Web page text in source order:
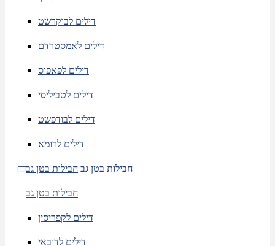
דילים לבוקרשט
דילים לאמסטרדם
דילים לפאפוס
דילים לטביליסי
דילים לבודפשט
דילים לרומא
חבילות בטן גב חבילות בטן גב
חבילות בטן גב
דילים לקפריסין
דילים לדובאי